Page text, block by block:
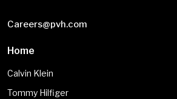
Careers@pvh.com
Home
Calvin Klein
Tommy Hilfiger